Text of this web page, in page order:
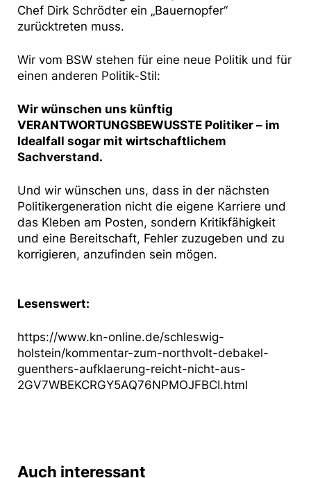
Chef Dirk Schrödter ein „Bauernopfer“
zurücktreten muss.
Wir vom BSW stehen für eine neue Politik und für
einen anderen Politik-Stil:
Wir wünschen uns künftig
VERANTWORTUNGSBEWUSSTE Politiker – im
Idealfall sogar mit wirtschaftlichem
Sachverstand.
Und wir wünschen uns, dass in der nächsten
Politikergeneration nicht die eigene Karriere und
das Kleben am Posten, sondern Kritikfähigkeit
und eine Bereitschaft, Fehler zuzugeben und zu
korrigieren, anzufinden sein mögen.
Lesenswert:
https://www.kn-online.de/schleswig-
holstein/kommentar-zum-northvolt-debakel-
guenthers-aufklaerung-reicht-nicht-aus-
2GV7WBEKCRGY5AQ76NPMOJFBCI.html
Auch interessant